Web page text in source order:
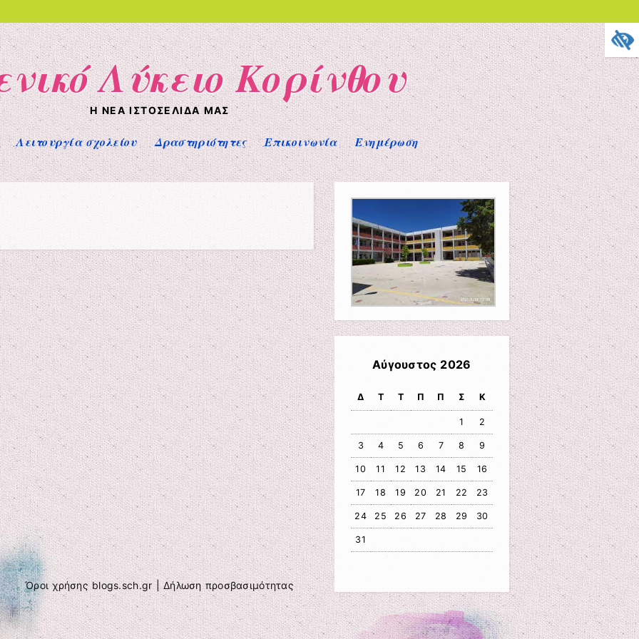
Λύκειο Κορίνθου
Η ΝΈΑ ΙΣΤΟΣΕΛΊΔΑ ΜΑΣ
Λειτουργία σχολείου Δραστηριότητες Επικοινωνία Ενημέρωση
Αύγουστος 2026
Δ Τ Τ Π Π Σ Κ
1 2
3 4 5 6 7 8 9
10 11 12 13 14 15 16
17 18 19 20 21 22 23
24 25 26 27 28 29 30
31
Όροι χρήσης blogs.sch.gr|Δήλωση προσβασιμότητας